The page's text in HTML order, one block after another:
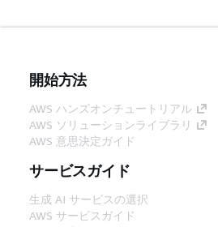
開始方法
AWS ハンズオンチュートリアル
AWS ソリューションライブラリ
AWS 意思決定ガイド
サービスガイド
生成 AI サービスの選択
AWS サービスガイド